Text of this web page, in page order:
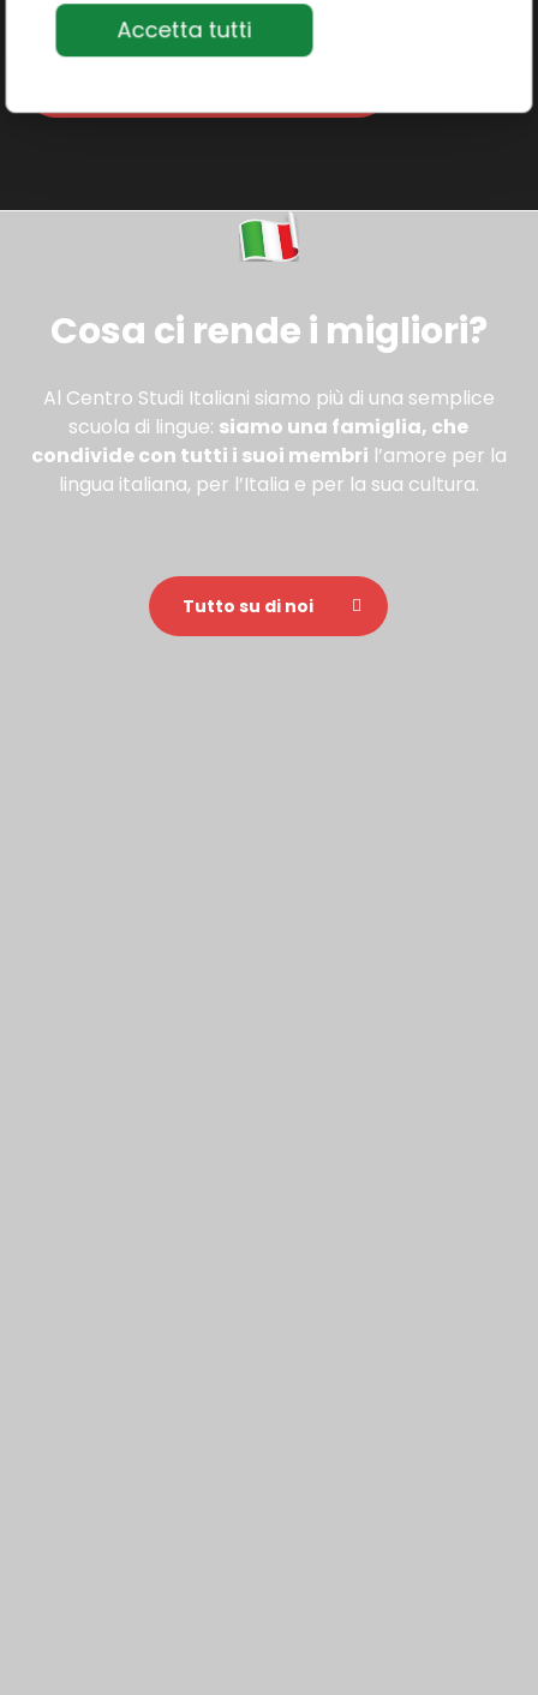
Accetta tutti
Cosa ci rende i migliori?
Al Centro Studi Italiani siamo più di una semplice
scuola di lingue: siamo una famiglia, che
condivide con tutti i suoi membri l’amore per la
lingua italiana, per l’Italia e per la sua cultura.
Tutto su di noi